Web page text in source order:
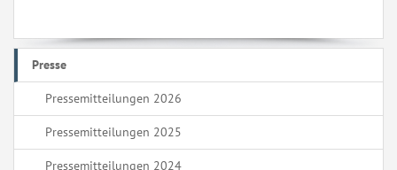
Presse
Pressemitteilungen 2026
Pressemitteilungen 2025
Pressemitteilungen 2024